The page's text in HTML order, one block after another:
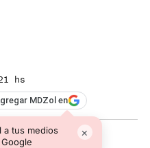
hs
MDZol en
a tus medios
×